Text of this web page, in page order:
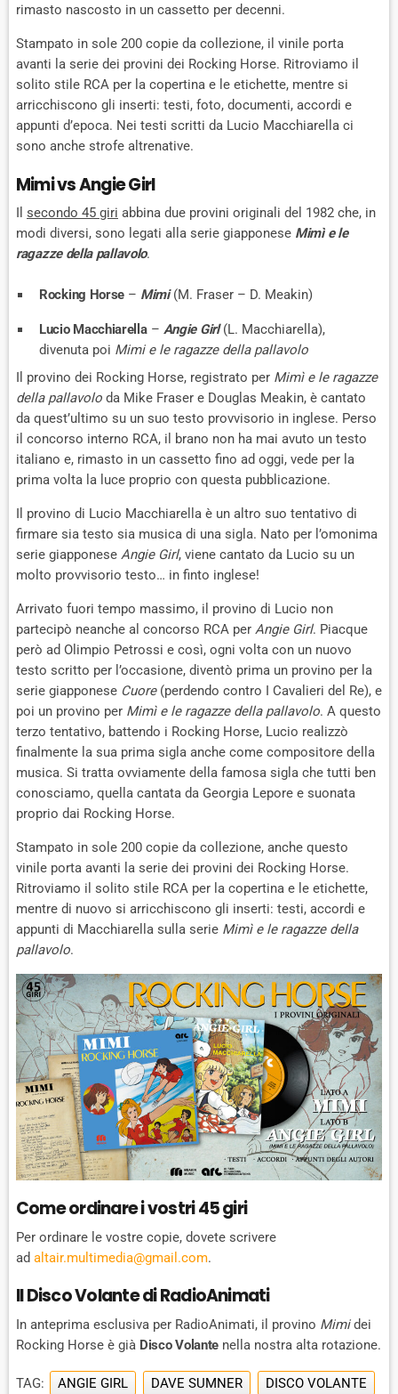
rimasto nascosto in un cassetto per decenni.
Stampato in sole 200 copie da collezione, il vinile porta
avanti la serie dei provini dei Rocking Horse. Ritroviamo il
solito stile RCA per la copertina e le etichette, mentre si
arricchiscono gli inserti: testi, foto, documenti, accordi e
appunti d’epoca. Nei testi scritti da Lucio Macchiarella ci
sono anche strofe altrenative.
Mimi vs Angie Girl
secondo 45 giri abbina due provini originali del 1982 che, in
modi diversi, sono legati alla serie giapponese Mimì e le
ragazze della pallavolo.
Rocking Horse – Mimi(M. Fraser – D. Meakin)
Lucio Macchiarella– Angie Girl(L. Macchiarella),
divenuta poi Mimi e le ragazze della pallavolo
Il provino dei Rocking Horse, registrato per Mimì e le ragazze
della pallavolo da Mike Fraser e Douglas Meakin, è cantato
da quest’ultimo su un suo testo provvisorio in inglese. Perso
il concorso interno RCA, il brano non ha mai avuto un testo
italiano e, rimasto in un cassetto fino ad oggi, vede per la
prima volta la luce proprio con questa pubblicazione.
Il provino di Lucio Macchiarella è un altro suo tentativo di
firmare sia testo sia musica di una sigla. Nato per l’omonima
serie giapponese Angie Girl, viene cantato da Lucio su un
molto provvisorio testo… in finto inglese!
Arrivato fuori tempo massimo, il provino di Lucio non
partecipò neanche al concorso RCA per Angie Girl. Piacque
però ad Olimpio Petrossi e così, ogni volta con un nuovo
testo scritto per l’occasione, diventò prima un provino per la
serie giapponese Cuore(perdendo contro I Cavalieri del Re), e
poi un provino per Mimì e le ragazze della pallavolo. A questo
terzo tentativo, battendo i Rocking Horse, Lucio realizzò
finalmente la sua prima sigla anche come compositore della
musica. Si tratta ovviamente della famosa sigla che tutti ben
conosciamo, quella cantata da Georgia Lepore e suonata
proprio dai Rocking Horse.
Stampato in sole 200 copie da collezione, anche questo
vinile porta avanti la serie dei provini dei Rocking Horse.
Ritroviamo il solito stile RCA per la copertina e le etichette,
mentre di nuovo si arricchiscono gli inserti: testi, accordi e
appunti di Macchiarella sulla serie Mimì e le ragazze della
pallavolo.
Come ordinare i vostri 45 giri
Per ordinare le vostre copie, dovete scrivere
ad altair.multimedia@gmail.com.
Il Disco Volante di RadioAnimati
In anteprima esclusiva per RadioAnimati, il provino Mimidei
Rocking Horse è già Disco Volante nella nostra alta rotazione.
TAG: ANGIE GIRL DAVE SUMNER DISCO VOLANTE